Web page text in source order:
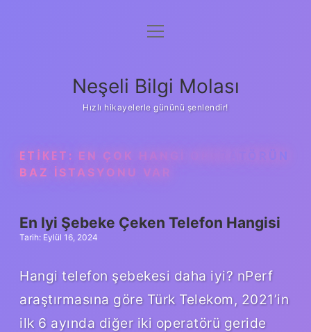
Anasayfa
Yasal Uyarı
menüyü
Neşeli Bilgi Molası
Hızlı hikayelerle gününü şenlendir!
ETIKET: EN ÇOK HANGI OPERATÖRÜN
BAZ ISTASYONU VAR
En Iyi Şebeke Çeken Telefon Hangisi
Tarih: Eylül 16, 2024
Hangi telefon şebekesi daha iyi? nPerf
araştırmasına göre Türk Telekom, 2021’in
ilk 6 ayında diğer iki operatörü geride